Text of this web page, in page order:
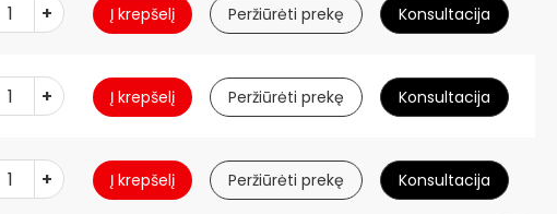
+ Į krepšelį Peržiūrėti prekę Konsultacija
+ Į krepšelį Peržiūrėti prekę Konsultacija
+ Į krepšelį Peržiūrėti prekę Konsultacija